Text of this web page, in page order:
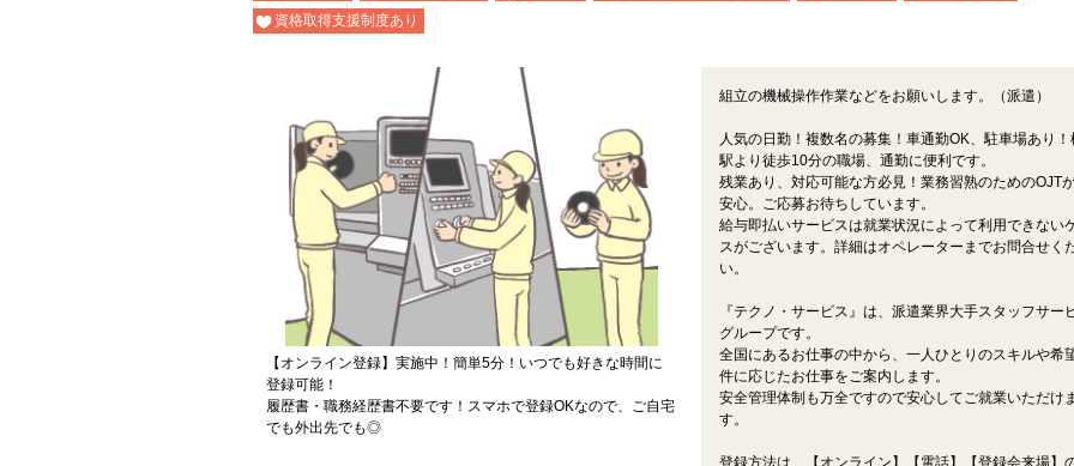
資格取得支援制度あり
【オンライン登録】実施中！簡単5分！いつでも好きな時間に
登録可能！
履歴書・職務経歴書不要です！スマホで登録OKなので、ご自宅
でも外出先でも◎
組立の機械操作作業などをお願いします。（派遣）
人気の日勤！複数名の募集！車通勤OK、駐車場あり！
駅より徒歩10分の職場、通勤に便利です。
残業あり、対応可能な方必見！業務習熟のためのOJT
安心。ご応募お待ちしています。
給与即払いサービスは就業状況によって利用できない
スがございます。詳細はオペレーターまでお問合せく
い。
『テクノ・サービス』は、派遣業界大手スタッフサー
グループです。
全国にあるお仕事の中から、一人ひとりのスキルや希
件に応じたお仕事をご案内します。
安全管理体制も万全ですので安心してご就業いただけま
す。
登録方法は、【オンライン】【電話】【登録会来場】